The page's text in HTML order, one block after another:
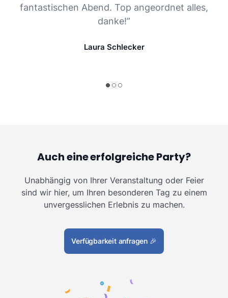
fantastischen Abend. Top angeordnet alles,
danke!”
Laura Schlecker
Auch eine erfolgreiche Party?
Unabhängig von Ihrer Veranstaltung oder Feier
sind wir hier, um Ihren besonderen Tag zu einem
unvergesslichen Erlebnis zu machen.
Verfügbarkeit anfragen 🎉